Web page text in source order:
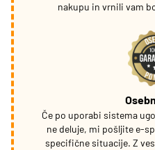
nakupu in vrnili vam
Če po uporabi sistema
ne deluje, mi pošljite e-
specifične situacije. Z